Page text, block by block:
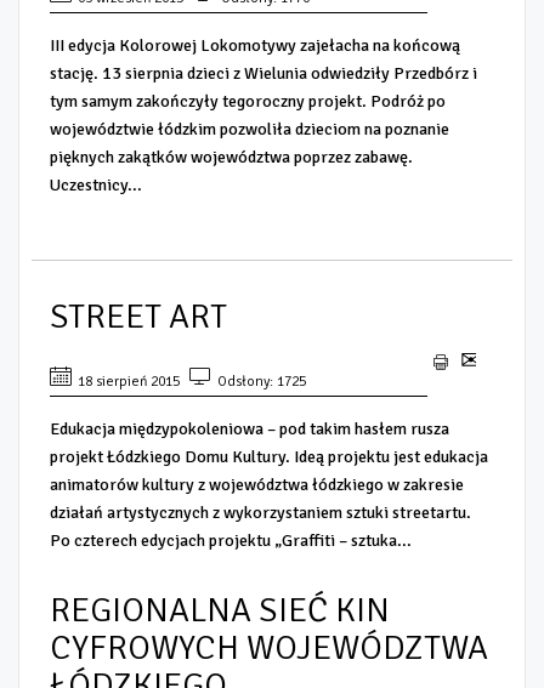
III edycja Kolorowej Lokomotywy zajełacha na końcową
stację. 13 sierpnia dzieci z Wielunia odwiedziły Przedbórz i
tym samym zakończyły tegoroczny projekt. Podróż po
województwie łódzkim pozwoliła dzieciom na poznanie
pięknych zakątków województwa poprzez zabawę.
Uczestnicy...
STREET ART
18 sierpień 2015 Odsłony: 1725
Edukacja międzypokoleniowa – pod takim hasłem rusza
projekt Łódzkiego Domu Kultury. Ideą projektu jest edukacja
animatorów kultury z województwa łódzkiego w zakresie
działań artystycznych z wykorzystaniem sztuki streetartu.
Po czterech edycjach projektu „Graffiti – sztuka...
REGIONALNA SIEĆ KIN
CYFROWYCH WOJEWÓDZTWA